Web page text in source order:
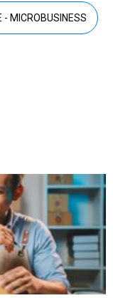
- MICROBUSINESS